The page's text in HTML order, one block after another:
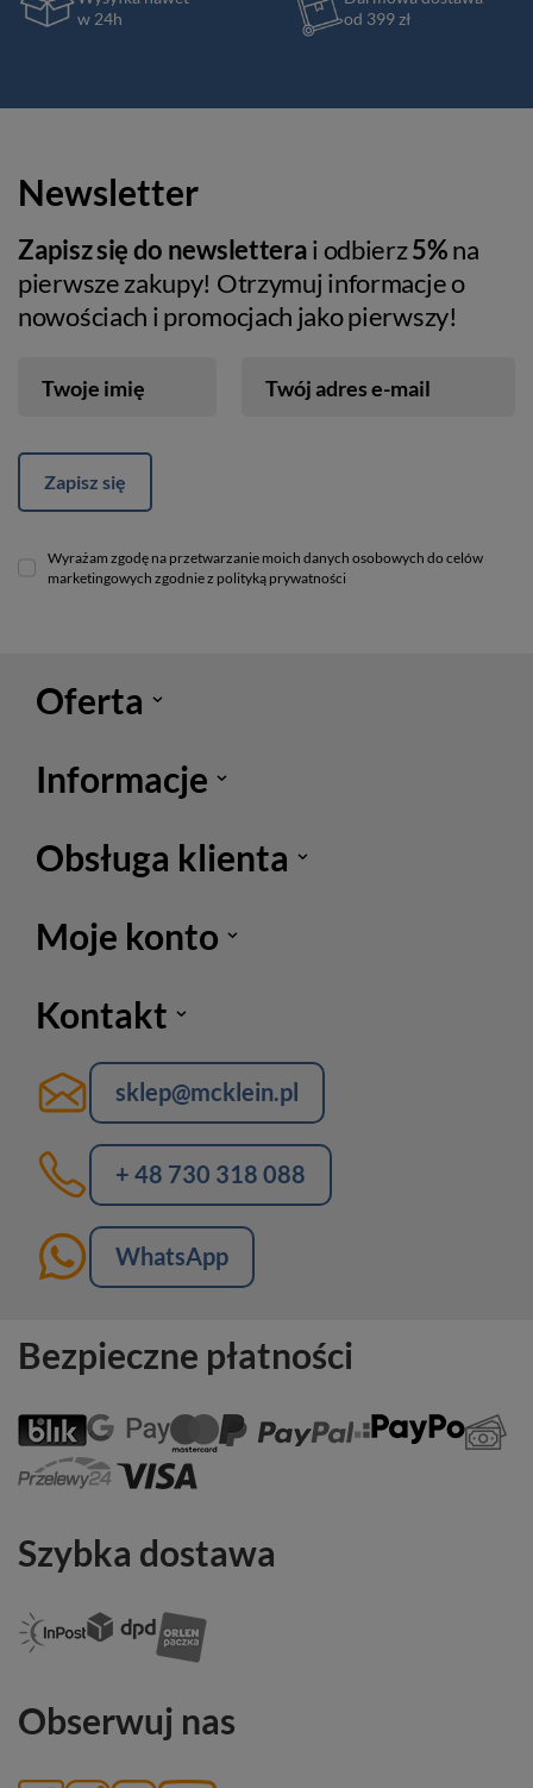
w 24h
od 399 zł
Newsletter
Zapisz się do newsletterai odbierz5%na
pierwsze zakupy! Otrzymuj informacje o
nowościach i promocjach jako pierwszy!
Twoje imię Twój adres e-mail
Zapisz się
Wyrażam zgodę na przetwarzanie moich danych osobowych do celów
marketingowych zgodnie z polityką prywatności
Oferta
Informacje
Obsługa klienta
Moje konto
Kontakt
sklep@mcklein.pl
+ 48 730 318 088
WhatsApp
Bezpieczne płatności
Szybka dostawa
Obserwuj nas